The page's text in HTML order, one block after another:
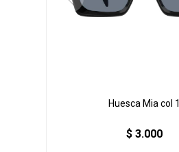
Huesca Mia col 1
$ 3.000